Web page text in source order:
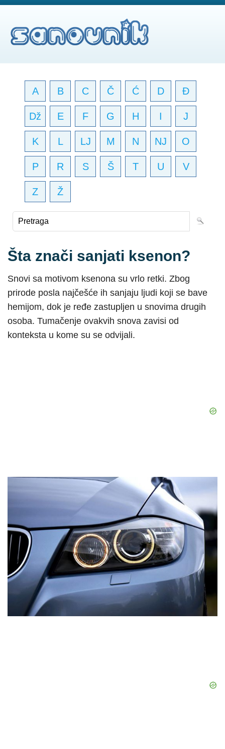
A B C Č Ć D Đ
Dž E F G H I J
K L LJ M N NJ O
P R S Š T U V
Z Ž
Šta znači sanjati ksenon?
Snovi sa motivom ksenona su vrlo retki. Zbog
prirode posla najčešće ih sanjaju ljudi koji se bave
hemijom, dok je ređe zastupljen u snovima drugih
osoba. Tumačenje ovakvih snova zavisi od
konteksta u kome su se odvijali.